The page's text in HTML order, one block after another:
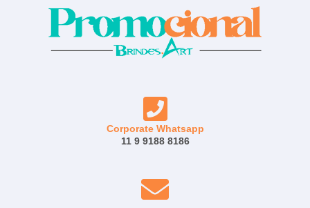
Corporate Whatsapp
11 9 9188 8186